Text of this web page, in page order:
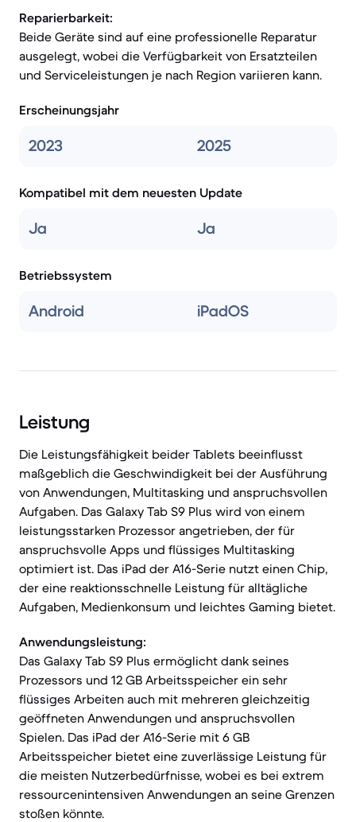
Reparierbarkeit:
Beide Geräte sind auf eine professionelle Reparatur
ausgelegt, wobei die Verfügbarkeit von Ersatzteilen
und Serviceleistungen je nach Region variieren kann.
Erscheinungsjahr
2023 2025
Kompatibel mit dem neuesten Update
Ja Ja
Betriebssystem
Android iPadOS
Leistung
Die Leistungsfähigkeit beider Tablets beeinflusst
maßgeblich die Geschwindigkeit bei der Ausführung
von Anwendungen, Multitasking und anspruchsvollen
Aufgaben. Das Galaxy Tab S9 Plus wird von einem
leistungsstarken Prozessor angetrieben, der für
anspruchsvolle Apps und flüssiges Multitasking
optimiert ist. Das iPad der A16-Serie nutzt einen Chip,
der eine reaktionsschnelle Leistung für alltägliche
Aufgaben, Medienkonsum und leichtes Gaming bietet.
Anwendungsleistung:
Das Galaxy Tab S9 Plus ermöglicht dank seines
Prozessors und 12 GB Arbeitsspeicher ein sehr
flüssiges Arbeiten auch mit mehreren gleichzeitig
geöffneten Anwendungen und anspruchsvollen
Spielen. Das iPad der A16-Serie mit 6 GB
Arbeitsspeicher bietet eine zuverlässige Leistung für
die meisten Nutzerbedürfnisse, wobei es bei extrem
ressourcenintensiven Anwendungen an seine Grenzen
stoßen könnte.